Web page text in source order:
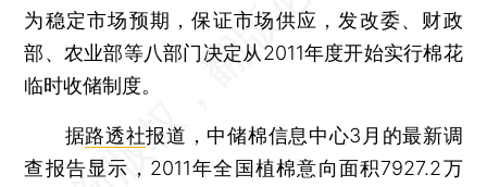
为稳定市场预期，保证市场供应，发改委、财政
部、农业部等八部门决定从2011年度开始实行棉花
临时收储制度。
据路透社报道，中储棉信息中心3月的最新调
查报告显示，2011年全国植棉意向面积7927.2万